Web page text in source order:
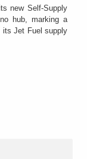
new Self-Supply
hub, marking a
its Jet Fuel supply